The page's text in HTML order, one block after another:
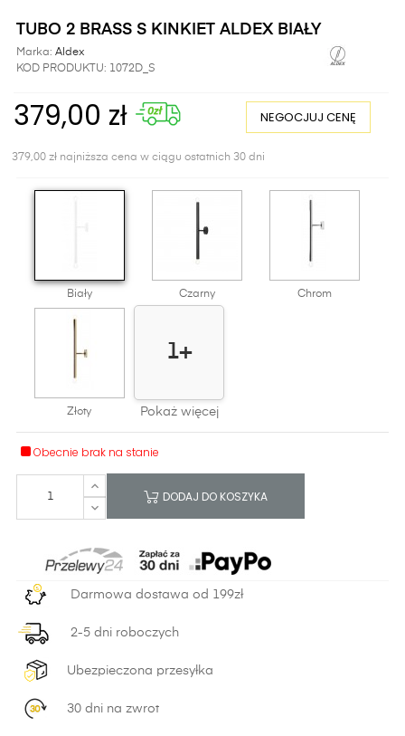
TUBO 2 BRASS S KINKIET ALDEX BIAŁY
Marka: Aldex
KOD PRODUKTU: 1072D_S
379,00 zł NEGOCJUJ CENĘ
379,00 zł najniższa cena w ciągu ostatnich 30 dni
Biały Czarny Chrom
Złoty
1+
Pokaż więcej
Obecnie brak na stanie
DODAJ DO KOSZYKA
Darmowa dostawa od 199zł
2-5 dni roboczych
Ubezpieczona przesyłka
30 dni na zwrot